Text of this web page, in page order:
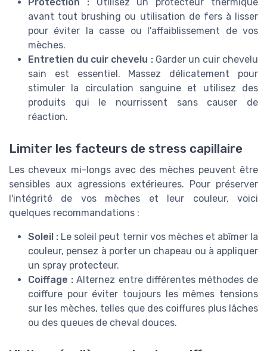
avant tout brushing ou utilisation de fers à lisser
pour éviter la casse ou l'affaiblissement de vos
mèches.
Entretien du cuir chevelu :Garder un cuir chevelu
sain est essentiel. Massez délicatement pour
stimuler la circulation sanguine et utilisez des
produits qui le nourrissent sans causer de
réaction.
Limiter les facteurs de stress capillaire
Les cheveux mi-longs avec des mèches peuvent être
sensibles aux agressions extérieures. Pour préserver
l'intégrité de vos mèches et leur couleur, voici
quelques recommandations :
Soleil : Le soleil peut ternir vos mèches et abîmer la
couleur, pensez à porter un chapeau ou à appliquer
un spray protecteur.
Coiffage : Alternez entre différentes méthodes de
coiffure pour éviter toujours les mêmes tensions
sur les mèches, telles que des coiffures plus lâches
ou des queues de cheval douces.